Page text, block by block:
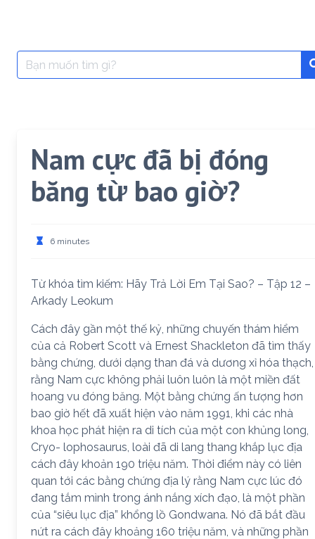
Search
for:
Nam cực đã bị đóng
băng từ bao giờ?
6 minutes
Từ khóa tìm kiếm: Hãy Trả Lời Em Tại Sao? – Tập 12 –
Arkady Leokum
Cách đây gần một thế kỷ, những chuyến thám hiểm
của cả Robert Scott và Ernest Shackleton đã tìm thấy
bằng chứng, dưới dạng than đá và dương xỉ hóa thạch,
rằng Nam cực không phải luôn luôn là một miền đất
hoang vu đóng băng. Một bằng chứng ấn tượng hơn
bao giờ hết đã xuất hiện vào năm 1991, khi các nhà
khoa học phát hiện ra di tích của một con khủng long,
Cryo- lophosaurus, loài đã di lang thang khắp lục địa
cách đây khoản 190 triệu năm. Thời điểm này có liên
quan tới các bằng chứng địa lý rằng Nam cực lúc đó
đang tắm mình trong ánh nắng xích đạo, là một phần
của “siêu lục địa” khổng lồ Gondwana. Nó đã bắt đầu
nứt ra cách đây khoảng 160 triệu năm, và những phần